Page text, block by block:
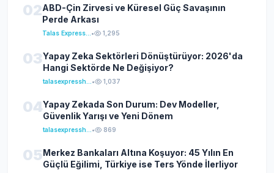
02ABD-Çin Zirvesi ve Küresel Güç Savaşının
Perde Arkası
• 1,295
03Yapay Zeka Sektörleri Dönüştürüyor: 2026'da
Hangi Sektörde Ne Değişiyor?
• 1,037
04Yapay Zekada Son Durum: Dev Modeller,
Güvenlik Yarışı ve Yeni Dönem
• 869
05Merkez Bankaları Altına Koşuyor: 45 Yılın En
Güçlü Eğilimi, Türkiye ise Ters Yönde İlerliyor